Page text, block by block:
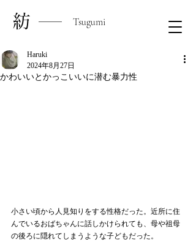
​紡 Tsugumi
かわいいとかっこいいに潜む暴力性
Haruki
2024年8月27日
小さい頃から人見知りをする性格だった。近所に住
んでいるおばちゃんに話しかけられても、母や祖母
の後ろに隠れてしまうような子どもだった。